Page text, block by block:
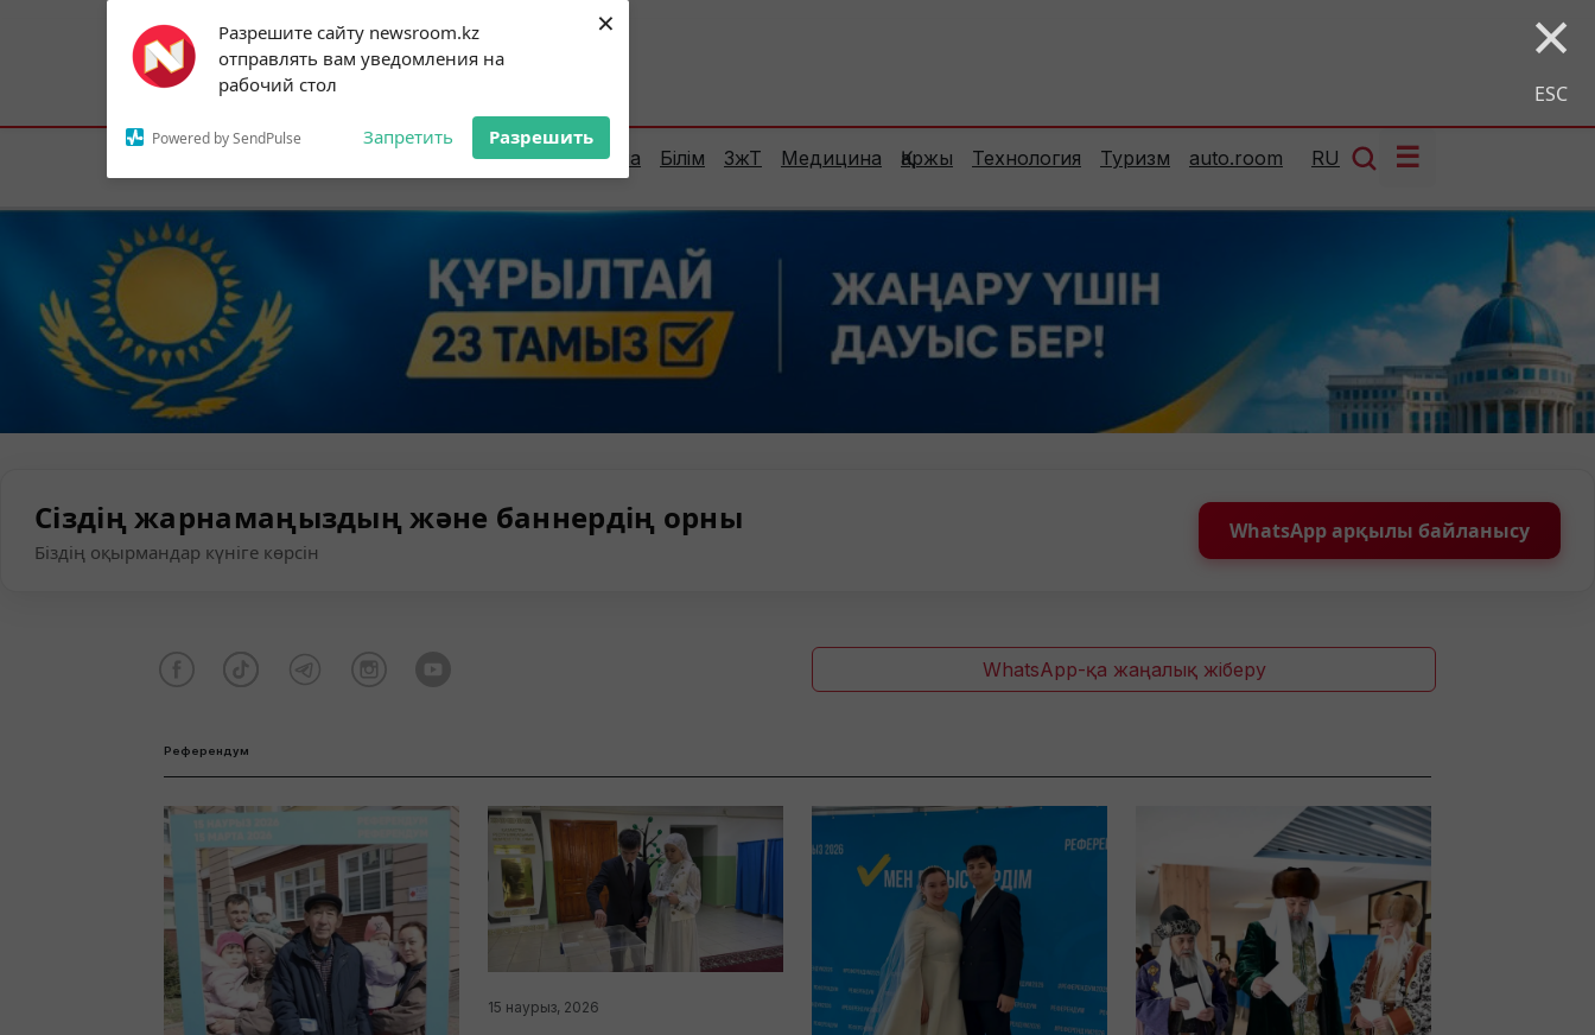
Разрешите сайту newsroom.kz
отправлять вам уведомления на
рабочий стол
Powered by SendPulse Запретить Разрешить
× ×
ESC
Subscribe to our
notifications!
To enable permission prompts, click on
the notification icon
Астана:32°C Алматы:35°C Шымкент:
Елорда Сараптама Білім ЗжТ Медицина Қаржы Технология Туризм auto.room RU ☰
Сіздің жарнамаңыздың және баннердің орны
Біздің оқырмандар күніге көрсін
WhatsApp арқылы байланысу
WhatsApp-қа жаңалық жіберу
Референдум
15 наурыз, 2026